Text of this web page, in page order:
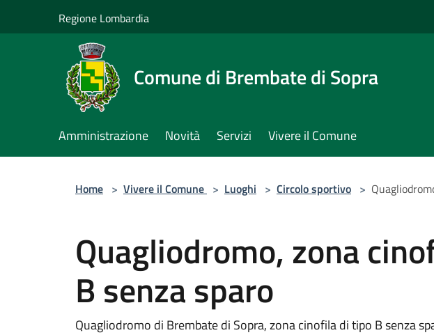
Regione Lombardia
Comune di Brembate di Sopra
Amministrazione Novità Servizi Vivere il Comune
Home > Vivere il Comune > Luoghi > Circolo sportivo >
Quagliodromo, zona
B senza sparo
Quagliodromo di Brembate di Sopra, zona cinofila di tipo B senza